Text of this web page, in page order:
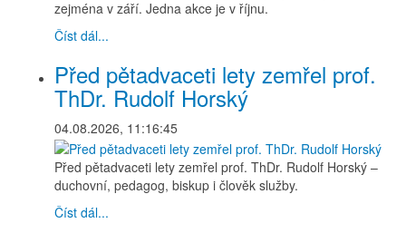
zejména v září. Jedna akce je v říjnu.
Číst dál...
Před pětadvaceti lety zemřel prof.
ThDr. Rudolf Horský
04.08.2026, 11:16:45
Před pětadvaceti lety zemřel prof. ThDr. Rudolf Horský –
duchovní, pedagog, biskup i člověk služby.
Číst dál...